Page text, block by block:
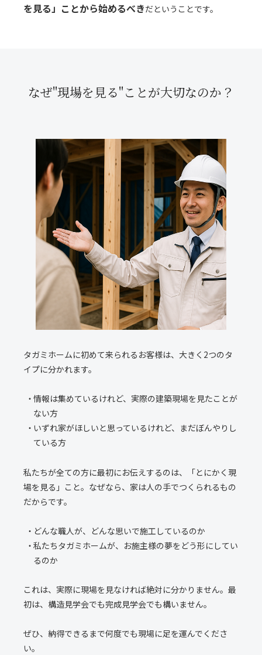
を見る」ことから始めるべきだということです。
なぜ"現場を見る"ことが大切なのか？
タガミホームに初めて来られるお客様は、大きく2つのタ
イプに分かれます。
情報は集めているけれど、実際の建築現場を見たことが
ない方
いずれ家がほしいと思っているけれど、まだぼんやりし
ている方
私たちが全ての方に最初にお伝えするのは、「とにかく現
場を見る」こと。なぜなら、家は人の手でつくられるもの
だからです。
どんな職人が、どんな思いで施工しているのか
私たちタガミホームが、お施主様の夢をどう形にしてい
るのか
これは、実際に現場を見なければ絶対に分かりません。最
初は、構造見学会でも完成見学会でも構いません。
ぜひ、納得できるまで何度でも現場に足を運んでくださ
い。